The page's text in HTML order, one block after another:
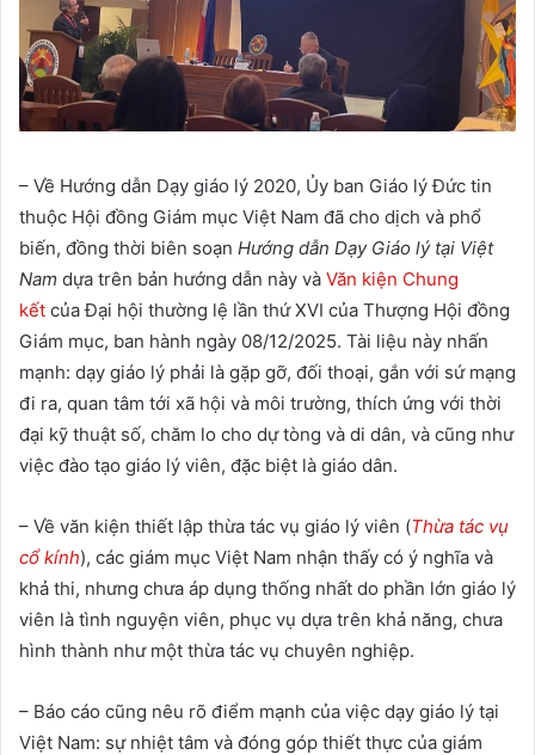
– Về Hướng dẫn Dạy giáo lý 2020, Ủy ban Giáo lý Đức tin
thuộc Hội đồng Giám mục Việt Nam đã cho dịch và phổ
biến, đồng thời biên soạn Hướng dẫn Dạy Giáo lý tại Việt
Nam dựa trên bản hướng dẫn này và Văn kiện Chung
kết của Đại hội thường lệ lần thứ XVI của Thượng Hội đồng
Giám mục, ban hành ngày 08/12/2025. Tài liệu này nhấn
mạnh: dạy giáo lý phải là gặp gỡ, đối thoại, gắn với sứ mạng
đi ra, quan tâm tới xã hội và môi trường, thích ứng với thời
đại kỹ thuật số, chăm lo cho dự tòng và di dân, và cũng như
việc đào tạo giáo lý viên, đặc biệt là giáo dân.
– Về văn kiện thiết lập thừa tác vụ giáo lý viên (Thừa tác vụ
cổ kính), các giám mục Việt Nam nhận thấy có ý nghĩa và
khả thi, nhưng chưa áp dụng thống nhất do phần lớn giáo lý
viên là tình nguyện viên, phục vụ dựa trên khả năng, chưa
hình thành như một thừa tác vụ chuyên nghiệp.
– Báo cáo cũng nêu rõ điểm mạnh của việc dạy giáo lý tại
Việt Nam: sự nhiệt tâm và đóng góp thiết thực của giám